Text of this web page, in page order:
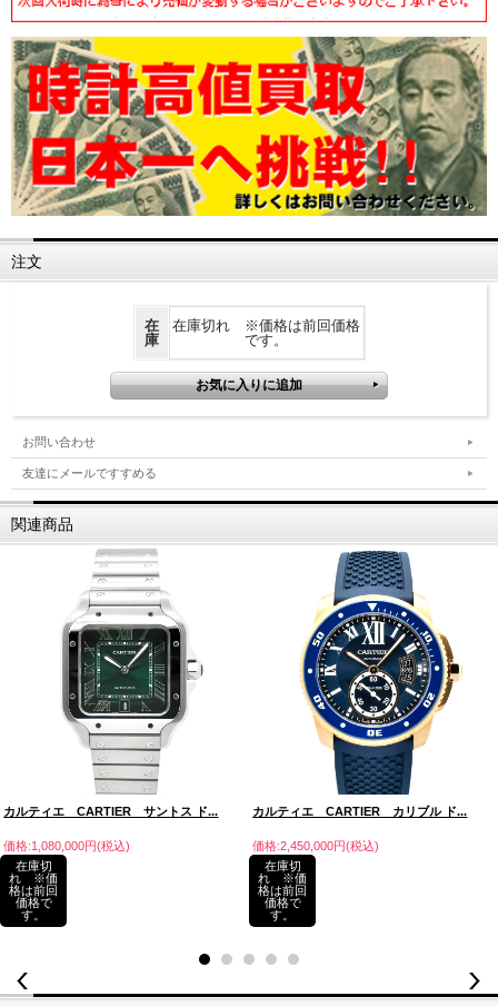
注文
在
庫
在庫切れ ※価格は前回価格
です。
お問い合わせ
友達にメールですすめる
関連商品
カルティエ CARTIER サントス ド...
価格:1,080,000円(税込)
在庫切
れ ※価
格は前回
価格で
す。
カルティエ CARTIER カリブル ド...
価格:2,450,000円(税込)
在庫切
れ ※価
格は前回
価格で
す。